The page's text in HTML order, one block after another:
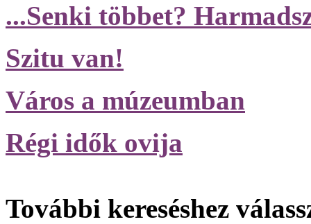
...Senki többet?
Szitu van!
Város a múzeumban
Régi idők ovija
További kereséshez